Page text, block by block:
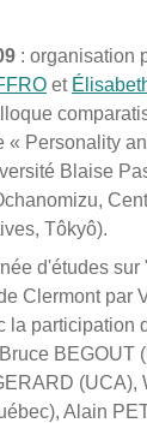
: organisation
et
« Personality
Blaise
Tôkyô).
d'études sur
Clermont par
la participation
BEGOUT
(UCA),
Alain